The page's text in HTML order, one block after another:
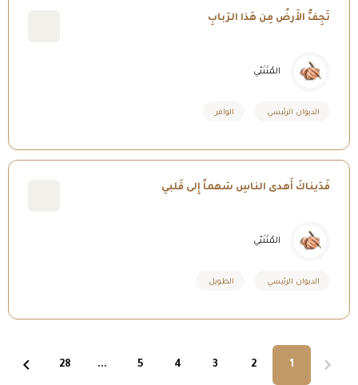
تَجِفُّ الأَرضُ مِن هَذا الرَبابِ
المُتَنَبّي
الديوان الرئيسي الوافر
فَدَيناكَ أَهدى الناسِ سَهماً إِلى قَلبي
المُتَنَبّي
الديوان الرئيسي الطويل
1
2
3
4
5
...
28
page